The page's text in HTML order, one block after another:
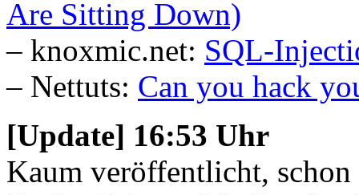
Are Sitting Down)
– knoxmic.net: SQL-
– Nettuts: Can you hack
[Update] 16:53 Uhr
Kaum veröffentlicht,